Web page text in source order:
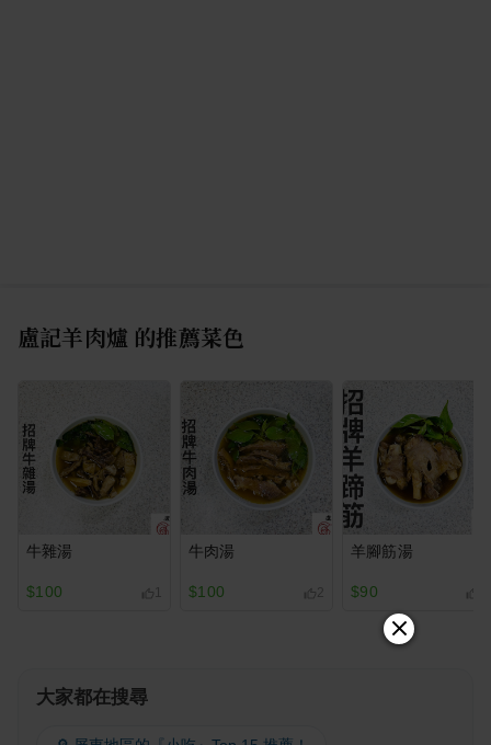
盧記羊肉爐 的推薦菜色
牛雜湯
$100
牛肉湯
$100 2
羊腳筋湯
$90
大家都在搜尋